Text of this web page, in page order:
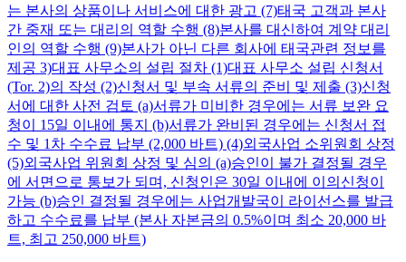
는 본사의 상품이나 서비스에 대한 광고 (7)태국 고객과 본사
간 중재 또는 대리의 역할 수행 (8)본사를 대신하여 계약 대리
인의 역할 수행 (9)본사가 아닌 다른 회사에 태국관련 정보를
제공 3)대표 사무소의 설립 절차 (1)대표 사무소 설립 신청서
(Tor. 2)의 작성 (2)신청서 및 부속 서류의 준비 및 제출 (3)신청
서에 대한 사전 검토 (a)서류가 미비한 경우에는 서류 보완 요
청이 15일 이내에 통지 (b)서류가 완비된 경우에는 신청서 접
수 및 1차 수수료 납부 (2,000 바트) (4)외국사업 소위원회 상정
(5)외국사업 위원회 상정 및 심의 (a)승인이 불가 결정될 경우
에 서면으로 통보가 되며, 신청인은 30일 이내에 이의신청이
가능 (b)승인 결정될 경우에는 사업개발국이 라이선스를 발급
하고 수수료를 납부 (본사 자본금의 0.5%이며 최소 20,000 바
트, 최고 250,000 바트)